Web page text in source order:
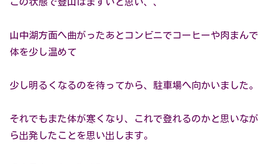
この状態で登山はまずいと思い、、
山中湖方面へ曲がったあとコンビニでコーヒーや肉まんで
体を少し温めて
少し明るくなるのを待ってから、駐車場へ向かいました。
それでもまた体が寒くなり、これで登れるのかと思いなが
ら出発したことを思い出します。